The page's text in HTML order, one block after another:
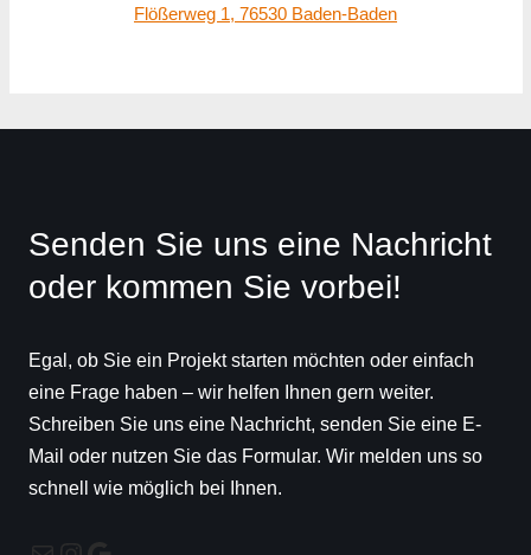
Flößerweg 1, 76530 Baden-Baden
Senden Sie uns eine Nachricht
oder kommen Sie vorbei!
Egal, ob Sie ein Projekt starten möchten oder einfach
eine Frage haben – wir helfen Ihnen gern weiter.
Schreiben Sie uns eine Nachricht, senden Sie eine E-
Mail oder nutzen Sie das Formular. Wir melden uns so
schnell wie möglich bei Ihnen.